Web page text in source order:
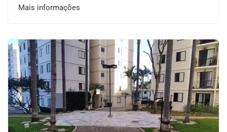
Mais informações